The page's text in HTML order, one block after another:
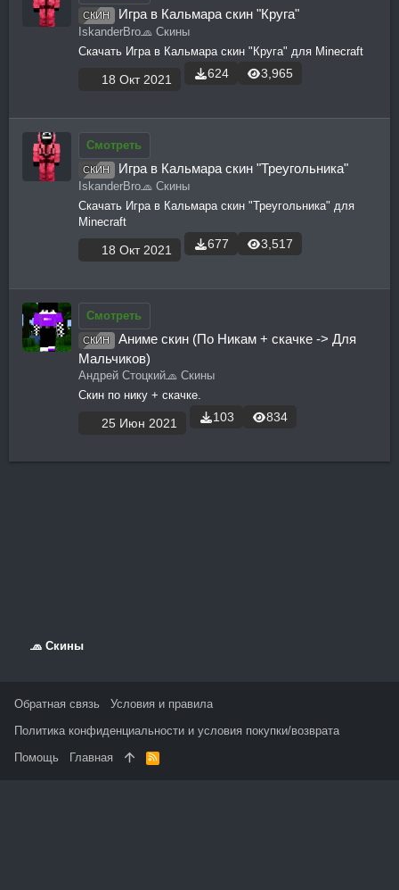
СКИН Игра в Кальмара скин "Круга"
IskanderBro 🧢 Скины
Скачать Игра в Кальмара скин "Круга" для Minecraft
18 Окт 2021 624 3,965
Смотреть
СКИН Игра в Кальмара скин "Треугольника"
IskanderBro 🧢 Скины
Скачать Игра в Кальмара скин "Треугольника" для
Minecraft
18 Окт 2021 677 3,517
Смотреть
СКИН
Аниме скин (По Никам + скачке -> Для
Мальчиков)
Андрей Стоцкий 🧢 Скины
Скин по нику + скачке.
25 Июн 2021 103 834
🧢 Скины
Обратная связь
Условия и правила
Политика конфиденциальности и условия покупки/возврата
Помощь
Главная
R